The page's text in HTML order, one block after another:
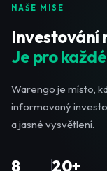
NAŠE MISE
Investování
Je pro
Warengo je místo,
informovaný
a jasné vysvětlení.
8 20+